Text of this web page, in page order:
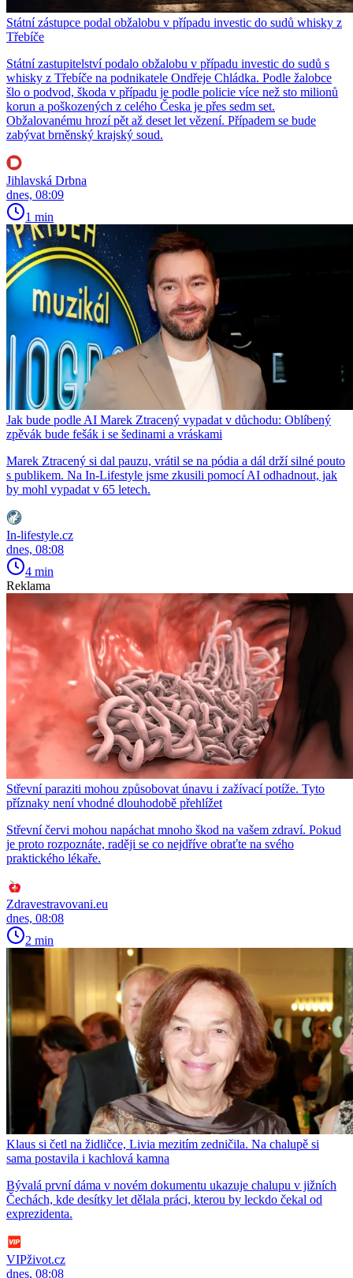
Státní zástupce podal obžalobu v případu investic do sudů whisky z
Třebíče
Státní zastupitelství podalo obžalobu v případu investic do sudů s
whisky z Třebíče na podnikatele Ondřeje Chládka. Podle žalobce
šlo o podvod, škoda v případu je podle policie více než sto milionů
korun a poškozených z celého Česka je přes sedm set.
Obžalovanému hrozí pět až deset let vězení. Případem se bude
zabývat brněnský krajský soud.
Jihlavská Drbna
dnes, 08:09
1 min
Jak bude podle AI Marek Ztracený vypadat v důchodu: Oblíbený
zpěvák bude fešák i se šedinami a vráskami
Marek Ztracený si dal pauzu, vrátil se na pódia a dál drží silné pouto
s publikem. Na In-Lifestyle jsme zkusili pomocí AI odhadnout, jak
by mohl vypadat v 65 letech.
In-lifestyle.cz
dnes, 08:08
4 min
Reklama
Střevní paraziti mohou způsobovat únavu i zažívací potíže. Tyto
příznaky není vhodné dlouhodobě přehlížet
Střevní červi mohou napáchat mnoho škod na vašem zdraví. Pokud
je proto rozpoznáte, raději se co nejdříve obraťte na svého
praktického lékaře.
Zdravestravovani.eu
dnes, 08:08
2 min
Klaus si četl na židličce, Livia mezitím zedničila. Na chalupě si
sama postavila i kachlová kamna
Bývalá první dáma v novém dokumentu ukazuje chalupu v jižních
Čechách, kde desítky let dělala práci, kterou by leckdo čekal od
exprezidenta.
VIPživot.cz
dnes, 08:08